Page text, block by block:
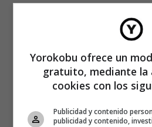
Yorokobu ofrece un
gratuito, mediante la
cookies con los
Publicidad y contenido
publicidad y contenido,